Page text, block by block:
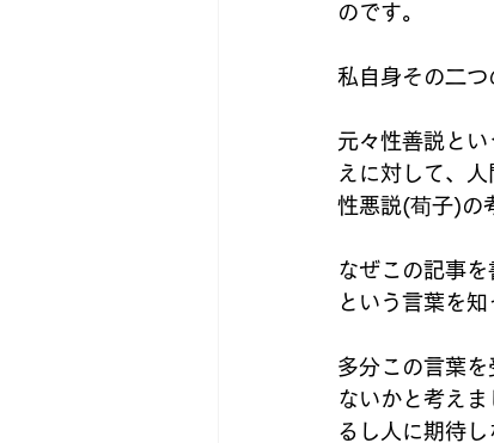
のです。
私自身その二つ
元々性善説と
えに対して、
性悪説(荀子)の
なぜこの記事
という言葉を
多分この言葉
ないかと考え
るし人に期待